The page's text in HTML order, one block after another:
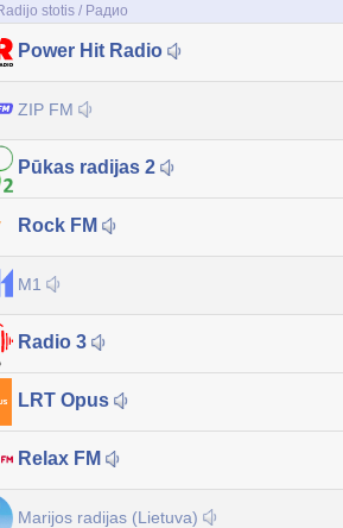
stotis / Радио
Power Hit Radio
ZIP FM
Pūkas radijas 2
Rock FM
M1
Radio 3
LRT Opus
Relax FM
Marijos radijas (Lietuva)